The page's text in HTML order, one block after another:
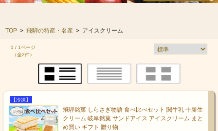
TOP > 飛騨の特産・名産 > アイスクリーム
1 / 1ページ
（全2件）
【冷凍】
飛騨銘菓 しらさぎ物語 食べ比べセット 関牛乳 十勝生
クリーム 岐阜銘菓 サンドアイス アイスクリーム まと
め買い ギフト 贈り物